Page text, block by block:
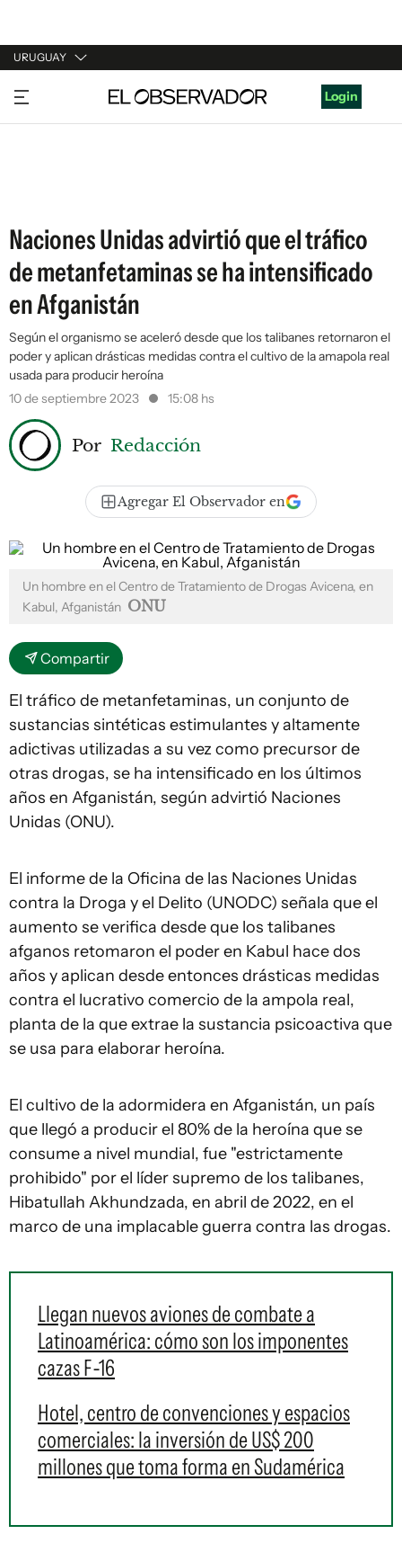
URUGUAY
URUGUAY
ARGENTINA
Login
Naciones Unidas advirtió que el tráfico
de metanfetaminas se ha intensificado
en Afganistán
Según el organismo se aceleró desde que los talibanes retornaron el
poder y aplican drásticas medidas contra el cultivo de la amapola real
usada para producir heroína
10 de septiembre 2023
15:08 hs
Por Redacción
Agregar El Observador en
Un hombre en el Centro de Tratamiento de Drogas Avicena, en
Kabul, Afganistán ONU
Compartir
El tráfico de metanfetaminas, un conjunto de
sustancias sintéticas estimulantes y altamente
adictivas utilizadas a su vez como precursor de
otras drogas, se ha intensificado en los últimos
años en Afganistán, según advirtió Naciones
Unidas (ONU).
El informe de la Oficina de las Naciones Unidas
contra la Droga y el Delito (UNODC) señala que el
aumento se verifica desde que los talibanes
afganos retomaron el poder en Kabul hace dos
años y aplican desde entonces drásticas medidas
contra el lucrativo comercio de la ampola real,
planta de la que extrae la sustancia psicoactiva que
se usa para elaborar heroína.
El cultivo de la adormidera en Afganistán, un país
que llegó a producir el 80% de la heroína que se
consume a nivel mundial, fue "estrictamente
prohibido" por el líder supremo de los talibanes,
Hibatullah Akhundzada, en abril de 2022, en el
marco de una implacable guerra contra las drogas.
Llegan nuevos aviones de combate a
Latinoamérica: cómo son los imponentes
cazas F-16
Hotel, centro de convenciones y espacios
comerciales: la inversión de US$ 200
millones que toma forma en Sudamérica